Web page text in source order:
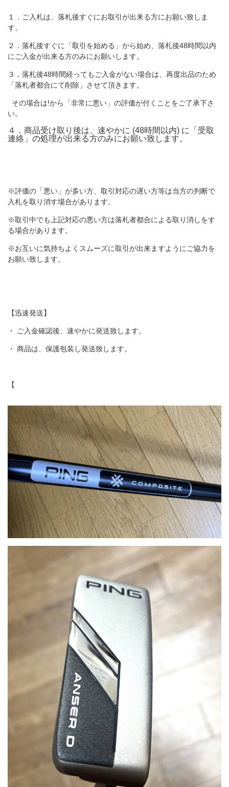
１．ご入札は、落札後すぐにお取引が出来る方にお願い致しま
す。
２．落札後すぐに「取引を始める」から始め、落札後48時間以内
にご入金が出来る方のみにお願いします。
３．落札後48時間経ってもご入金がない場合は、再度出品のため
「落札者都合にて削除」させて頂きます。
その場合は!から「非常に悪い」の評価が付くことをご了承下さ
い。
４．商品受け取り後は、速やかに (48時間以内) に「受取
連絡」の処理が出来る方のみにお願い致します。
※評価の「悪い」が多い方、取引対応の遅い方等は当方の判断で
入札を取り消す場合があります。
※取引中でも上記対応の悪い方は落札者都合による取り消しをす
る場合があります。
※お互いに気持ちよくスムーズに取引が出来ますようにご協力を
お願い致します。
【迅速発送】
・ ご入金確認後、速やかに発送致します。
・ 商品は、保護包装し発送致します。
【